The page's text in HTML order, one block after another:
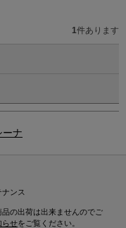
1件あります
ーナ
ンス
品の出荷は出来ませんのでご
らせをご覧ください。